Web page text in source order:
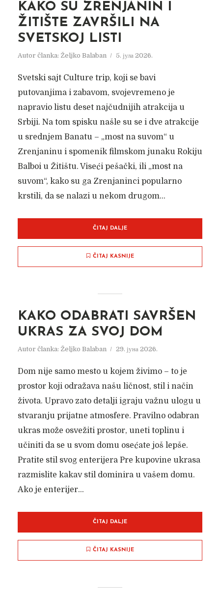
„MESEČEVA REKA“ ZA
DUGA LETNJA
POPODNEVA
KAKO SU ZRENJANIN I
ŽITIŠTE ZAVRŠILI NA
SVETSKOJ LISTI
Autor članka: Željko Balaban 5. јула 2026.
Svetski sajt Culture trip, koji se bavi
putovanjima i zabavom, svojevremeno je
napravio listu deset najčudnijih atrakcija u
Srbiji. Na tom spisku našle su se i dve atrakcije
u srednjem Banatu – „most na suvom“ u
Zrenjaninu i spomenik filmskom junaku Rokiju
Balboi u Žitištu. Viseći pešački, ili „most na
suvom“, kako su ga Zrenjaninci popularno
krstili, da se nalazi u nekom drugom...
ČITAJ DALJE
ČITAJ KASNIJE
KAKO ODABRATI SAVRŠEN
UKRAS ZA SVOJ DOM
Autor članka: Željko Balaban 29. јуна 2026.
Dom nije samo mesto u kojem živimo – to je
prostor koji odražava našu ličnost, stil i način
života. Upravo zato detalji igraju važnu ulogu u
stvaranju prijatne atmosfere. Pravilno odabran
ukras može osvežiti prostor, uneti toplinu i
učiniti da se u svom domu osećate još lepše.
Pratite stil svog enterijera Pre kupovine ukrasa
razmislite kakav stil dominira u vašem domu.
Ako je enterijer...
ČITAJ DALJE
ČITAJ KASNIJE